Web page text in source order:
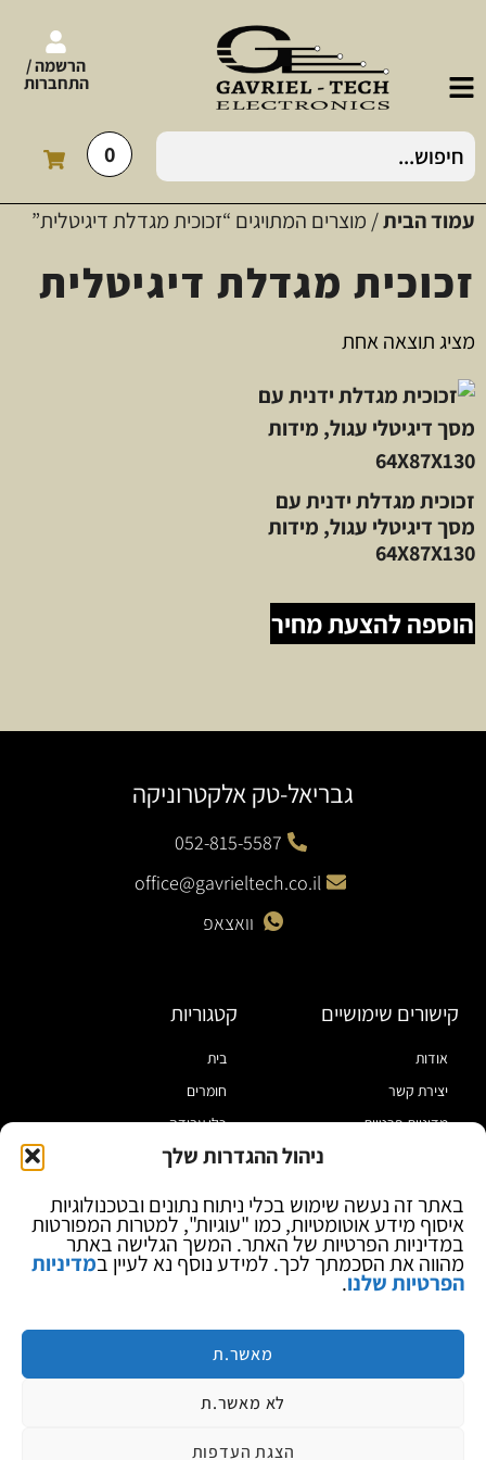
ניהול ההגדרות שלך
באתר זה נעשה שימוש בכלי ניתוח נתונים ובטכנולוגיות
איסוף מידע אוטומטיות, כמו "עוגיות", למטרות המפורטות
במדיניות הפרטיות של האתר. המשך הגלישה באתר
מהווה את הסכמתך לכך. למידע נוסף נא לעיין במדיניות
הפרטיות שלנו.
מאשר.ת
לא מאשר.ת
הצגת העדפות
הרשמה /
התחברות
0
עמוד הבית/ מוצרים המתויגים “זכוכית מגדלת דיגיטלית”
זכוכית מגדלת דיגיטלית
מציג תוצאה אחת
זכוכית מגדלת ידנית עם
מסך דיגיטלי עגול, מידות
64X87X130
הוספה להצעת מחיר
גבריאל-טק אלקטרוניקה
052-815-5587
office@gavrieltech.co.il
וואצאפ
קישורים שימושיים
אודות
יצירת קשר
מדיניות פרטיות
בלוג
קטגוריות
בית
חומרים
כלי עבודה
מוצרי הלחמה
ספקי כח ומודדים
ציוד אופטי להגדלה
מותגים